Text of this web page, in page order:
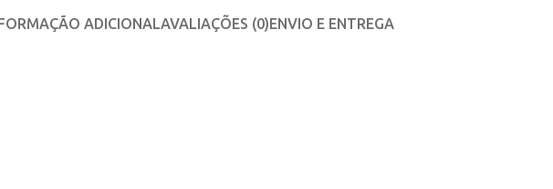
ADICIONAL AVALIAÇÕES (0)ENVIO E ENTREGA